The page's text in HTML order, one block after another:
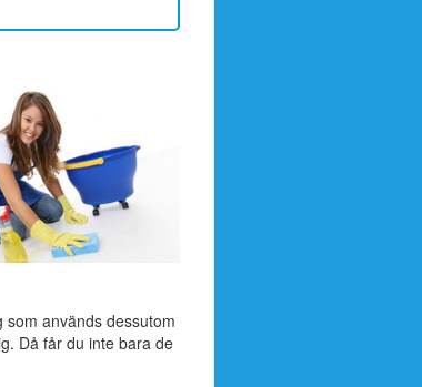
används dessutom
Då får du inte bara de